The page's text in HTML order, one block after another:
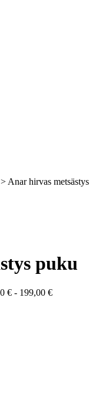
> Anar hirvas metsästys
puku
€ - 199,00 €